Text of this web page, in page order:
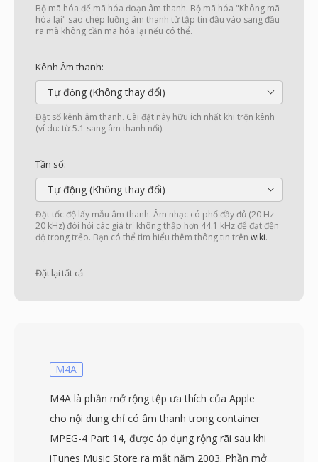
Bộ mã hóa để mã hóa đoạn âm thanh. Bộ mã hóa "Không mã
hóa lại" sao chép luồng âm thanh từ tập tin đầu vào sang đầu
ra mà không cần mã hóa lại nếu có thể.
Kênh Âm thanh:
Tự động (Không thay đổi)
Đặt số kênh âm thanh. Cài đặt này hữu ích nhất khi trộn kênh
(ví dụ: từ 5.1 sang âm thanh nổi).
Tần số:
Tự động (Không thay đổi)
Đặt tốc độ lấy mẫu âm thanh. Âm nhạc có phổ đầy đủ (20 Hz -
20 kHz) đòi hỏi các giá trị không thấp hơn 44.1 kHz để đạt đến
độ trong trẻo. Bạn có thể tìm hiểu thêm thông tin trên wiki.
Đặt lại tất cả
M4A
M4A là phần mở rộng tệp ưa thích của Apple
cho nội dung chỉ có âm thanh trong container
MPEG-4 Part 14, được áp dụng rộng rãi sau khi
iTunes Music Store ra mắt năm 2003. Phần mở